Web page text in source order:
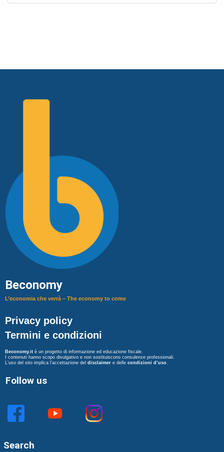
Beconomy
L’economia che verrà – The economy to come
Privacy policy
Termini e condizioni
Beconomy.it è un progetto di informazione ed educazione fiscale.
I contenuti hanno scopo divulgativo e non sostituiscono consulenze professionali.
L’uso del sito implica l’accettazione del disclaimer e delle condizioni d’uso.
Follow us
Search